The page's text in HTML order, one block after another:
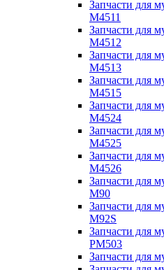
Запчасти для
M4511
Запчасти для
M4512
Запчасти для
M4513
Запчасти для
M4515
Запчасти для
M4524
Запчасти для
M4525
Запчасти для
M4526
Запчасти для
M90
Запчасти для
M92S
Запчасти для
PM503
Запчасти для